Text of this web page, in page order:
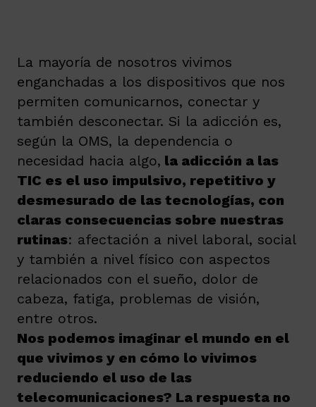
La mayoría de nosotros vivimos
enganchadas a los dispositivos que nos
permiten comunicarnos, conectar y
también desconectar. Si la adicción es,
según la OMS, la dependencia o
necesidad hacia algo, la adicción a las
TIC es el uso impulsivo, repetitivo y
desmesurado de las tecnologías, con
claras consecuencias sobre nuestras
rutinas: afectación a nivel laboral, social
y también a nivel físico con aspectos
relacionados con el sueño, dolor de
cabeza, fatiga, problemas de visión,
entre otros.
Nos podemos imaginar el mundo en el
que vivimos y en cómo lo vivimos
reduciendo el uso de las
telecomunicaciones? La respuesta no